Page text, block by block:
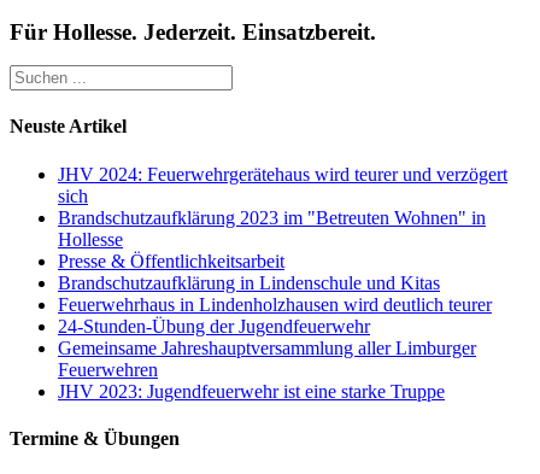
Für Hollesse. Jederzeit. Einsatzbereit.
Neuste Artikel
JHV 2024: Feuerwehrgerätehaus wird teurer und verzögert
sich
Brandschutzaufklärung 2023 im "Betreuten Wohnen" in
Hollesse
Presse & Öffentlichkeitsarbeit
Brandschutzaufklärung in Lindenschule und Kitas
Feuerwehrhaus in Lindenholzhausen wird deutlich teurer
24-Stunden-Übung der Jugendfeuerwehr
Gemeinsame Jahreshauptversammlung aller Limburger
Feuerwehren
JHV 2023: Jugendfeuerwehr ist eine starke Truppe
Termine & Übungen